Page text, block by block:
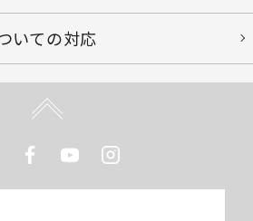
いての対応
TwitterFacebookYoutube